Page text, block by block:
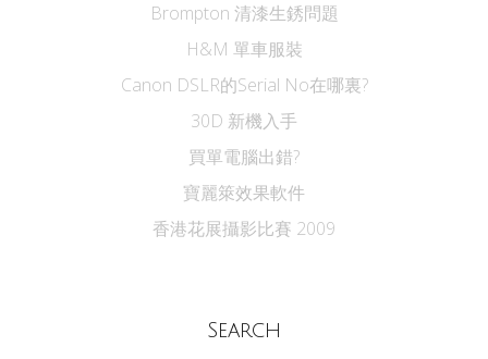
Brompton 清漆生銹問題
H&M 單車服裝
Canon DSLR的Serial No在哪裏?
30D 新機入手
買單電腦出錯?
寶麗箂效果軟件
香港花展攝影比賽 2009
Search